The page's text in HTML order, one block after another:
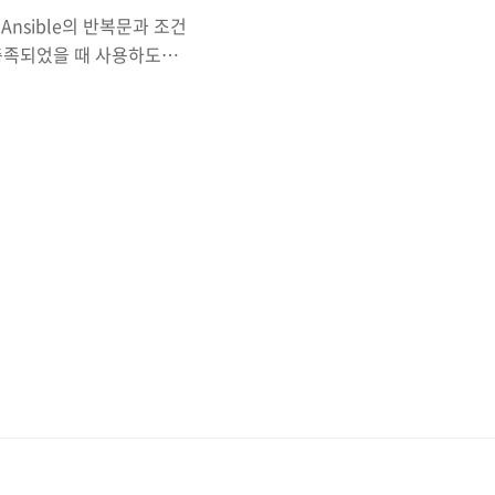
의 반복문과 조건
되었을 때 사용하도록
사용과 비슷하다는